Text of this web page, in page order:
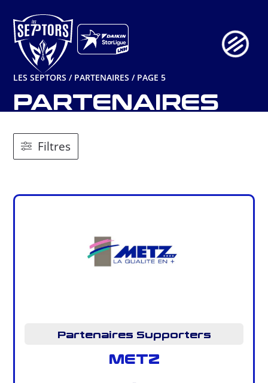
contenu
LES SEPTORS / PARTENAIRES / PAGE 5
PARTENAIRES
Filtres
Partenaires Supporters
METZ